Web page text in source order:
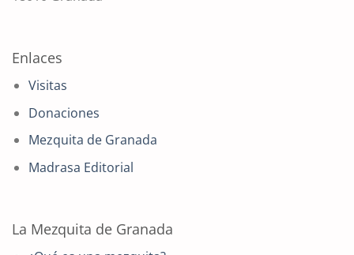
Enlaces
Visitas
Donaciones
Mezquita de Granada
Madrasa Editorial
La Mezquita de Granada